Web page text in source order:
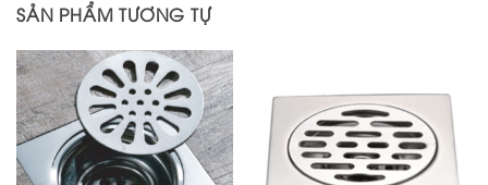
SẢN PHẨM TƯƠNG TỰ